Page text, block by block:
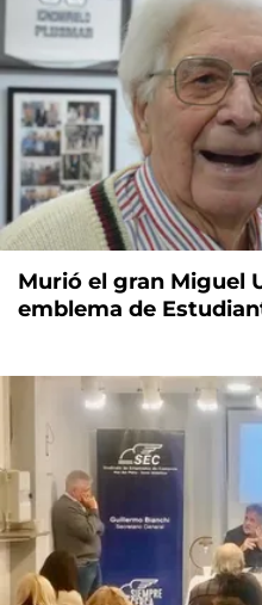
Murió el gran Miguel
emblema de